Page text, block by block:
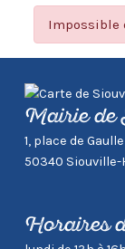
Impossible
Mairie de
1, place de Gaulle
50340 Siouville-
Horaires